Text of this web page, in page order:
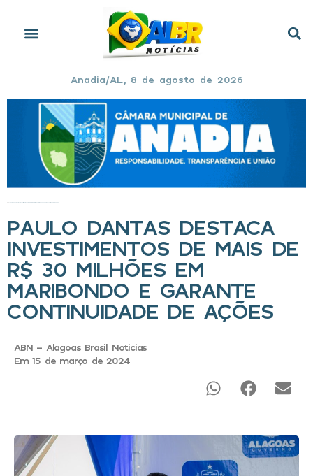
Anadia/AL, 8 de agosto de 2026
PAULO DANTAS DESTACA
INVESTIMENTOS DE MAIS DE
R$ 30 MILHÕES EM
MARIBONDO E GARANTE
CONTINUIDADE DE AÇÕES
ABN - Alagoas Brasil Noticias
Em 15 de março de 2024